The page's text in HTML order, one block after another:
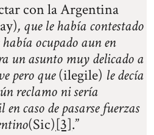
con la Argentina
, que le había contestado
había ocupado aun en
un asunto muy delicado a
pero que(ilegile) le decía
reclamo ni sería
caso de pasarse fuerzas
(Sic)[3].